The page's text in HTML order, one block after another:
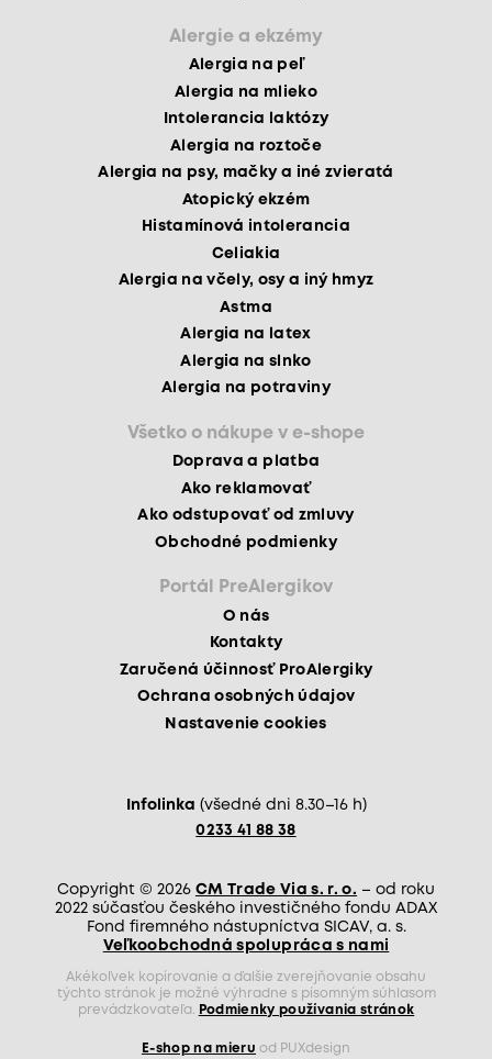
Alergie a ekzémy
Alergia na peľ
Alergia na mlieko
Intolerancia laktózy
Alergia na roztoče
Alergia na psy, mačky a iné zvieratá
Atopický ekzém
Histamínová intolerancia
Celiakia
Alergia na včely, osy a iný hmyz
Astma
Alergia na latex
Alergia na slnko
Alergia na potraviny
Všetko o nákupe v e-shope
Doprava a platba
Ako reklamovať
Ako odstupovať od zmluvy
Obchodné podmienky
Portál PreAlergikov
O nás
Kontakty
Zaručená účinnosť ProAlergiky
Ochrana osobných údajov
Nastavenie cookies
Infolinka (všedné dni 8.30–16 h)
0233 41 88 38
Copyright © 2026 CM Trade Via s. r. o. – od roku
2022 súčasťou českého investičného fondu ADAX
Fond firemného nástupníctva SICAV, a. s.
Veľkoobchodná spolupráca s nami
Akékoľvek kopírovanie a ďalšie zverejňovanie obsahu
týchto stránok je možné výhradne s písomným súhlasom
prevádzkovateľa.
Podmienky používania stránok
E-shop na mieru od PUXdesign